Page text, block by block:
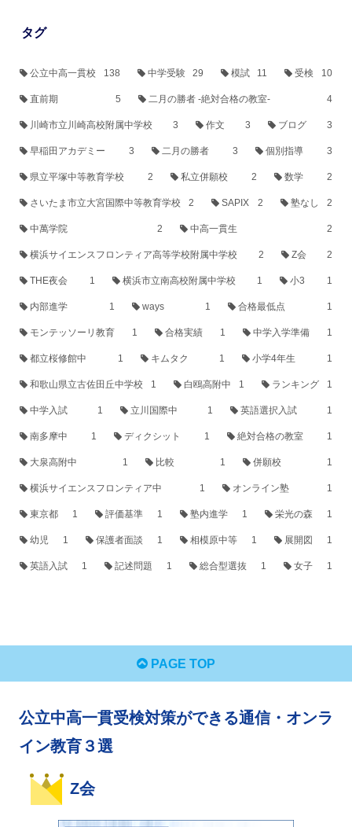
タグ
公立中高一貫校 138 中学受験 29 模試 11 受検 10
直前期 5 二月の勝者 -絶対合格の教室- 4
川崎市立川崎高校附属中学校 3 作文 3 ブログ 3
早稲田アカデミー 3 二月の勝者 3 個別指導 3
県立平塚中等教育学校 2 私立併願校 2 数学 2
さいたま市立大宮国際中等教育学校 2 SAPIX 2 塾なし 2
中萬学院 2 中高一貫生 2
横浜サイエンスフロンティア高等学校附属中学校 2 Z会 2
THE夜会 1 横浜市立南高校附属中学校 1 小3 1
内部進学 1 ways 1 合格最低点 1
モンテッソーリ教育 1 合格実績 1 中学入学準備 1
都立桜修館中 1 キムタク 1 小学4年生 1
和歌山県立古佐田丘中学校 1 白鴎高附中 1 ランキング 1
中学入試 1 立川国際中 1 英語選択入試 1
南多摩中 1 ディクシット 1 絶対合格の教室 1
大泉高附中 1 比較 1 併願校 1
横浜サイエンスフロンティア中 1 オンライン塾 1
東京都 1 評価基準 1 塾内進学 1 栄光の森 1
幼児 1 保護者面談 1 相模原中等 1 展開図 1
英語入試 1 記述問題 1 総合型選抜 1 女子 1
PAGE TOP
公立中高一貫受検対策ができる通信・オンラ
イン教育３選
Z会